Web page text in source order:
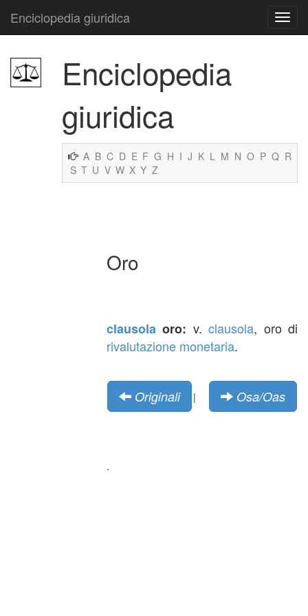
Enciclopedia giuridica
Enciclopedia
giuridica
A B C D E F G H I J K L M N O P Q R
S T U V W X Y Z
Oro
clausola oro: v.clausola, oro di
rivalutazione monetaria.
Originali | Osa/Oas
.